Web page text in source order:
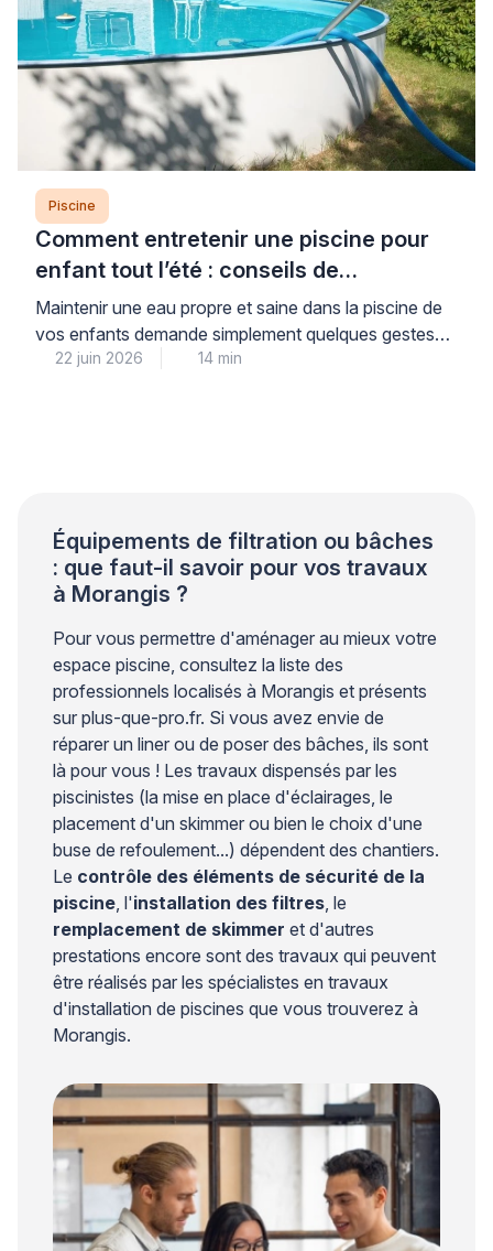
Piscine
Comment entretenir une piscine pour
enfant tout l’été : conseils de
professionnel
Maintenir une eau propre et saine dans la piscine de
vos enfants demande simplement quelques gestes
réguliers mais faciles à intégrer dans votre routine
22 juin 2026 14 min
Équipements de filtration ou bâches
: que faut-il savoir pour vos travaux
à Morangis ?
Pour vous permettre d'aménager au mieux votre
espace piscine, consultez la liste des
professionnels localisés à Morangis et présents
sur plus-que-pro.fr. Si vous avez envie de
réparer un liner ou de poser des bâches, ils sont
là pour vous ! Les travaux dispensés par les
piscinistes (la mise en place d'éclairages, le
placement d'un skimmer ou bien le choix d'une
buse de refoulement...) dépendent des chantiers.
Le contrôle des éléments de sécurité de la
piscine , l'installation des filtres , le
remplacement de skimmer et d'autres
prestations encore sont des travaux qui peuvent
être réalisés par les spécialistes en travaux
d'installation de piscines que vous trouverez à
Morangis.